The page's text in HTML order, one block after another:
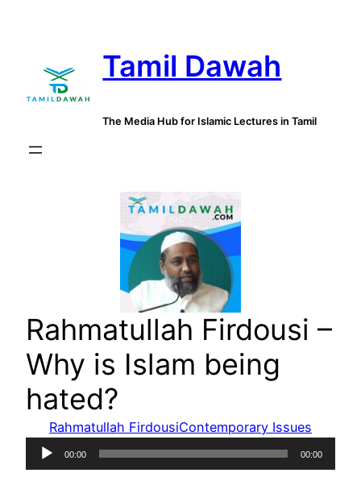
Tamil Dawah
The Media Hub for Islamic Lectures in Tamil
Rahmatullah Firdousi –
Why is Islam being
hated?
Rahmatullah FirdousiContemporary Issues
Audio
Player
00:00 00:00